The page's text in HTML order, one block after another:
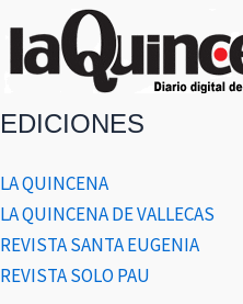
EDICIONES
LA QUINCENA
LA QUINCENA DE VALLECAS
REVISTA SANTA EUGENIA
REVISTA SOLO PAU